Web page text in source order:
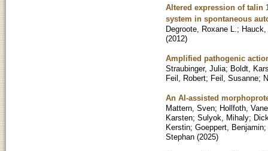
Altered expression of talin
system in spontaneous
Degroote, Roxane L. ;
(2012)
Amplified pathogenic
Straubinger, Julia; Boldt,
Feil, Robert; Feil, Susanne;
An AI-assisted
Mattern, Sven; Hollfoth,
Karsten; Sulyok, Mihaly;
Kerstin; Goeppert, Benjamin;
Stephan (2025)